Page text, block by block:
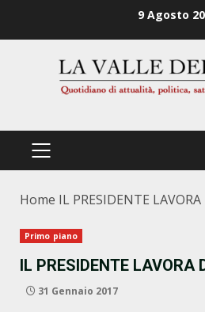
9 Agosto
PRIMÄRES
Home IL PRESIDENTE
Primo piano
IL PRESIDENTE LAVORA
31 Gennaio 2017